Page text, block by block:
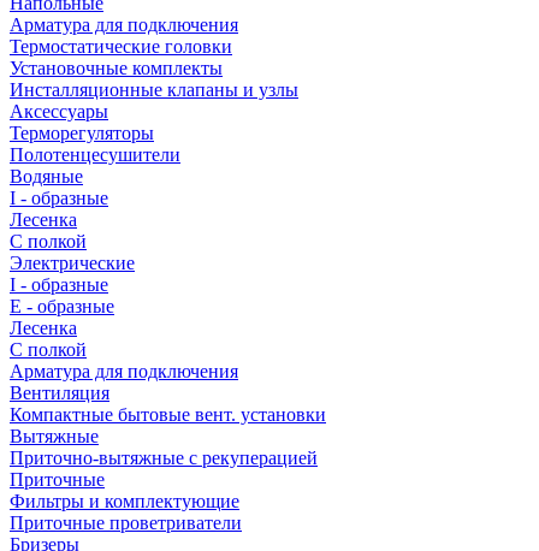
Арматура для подключения
Термостатические головки
Установочные комплекты
Инсталляционные клапаны и узлы
Аксессуары
Терморегуляторы
Полотенцесушители
Водяные
I - образные
Лесенка
С полкой
Электрические
I - образные
E - образные
Лесенка
С полкой
Арматура для подключения
Вентиляция
Компактные бытовые вент. установки
Вытяжные
Приточно-вытяжные с рекуперацией
Приточные
Фильтры и комплектующие
Приточные проветриватели
Бризеры